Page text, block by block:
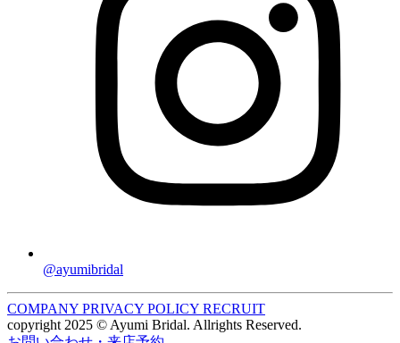
@ayumibridal
COMPANY PRIVACY POLICY RECRUIT
copyright 2025 © Ayumi Bridal. Allrights Reserved.